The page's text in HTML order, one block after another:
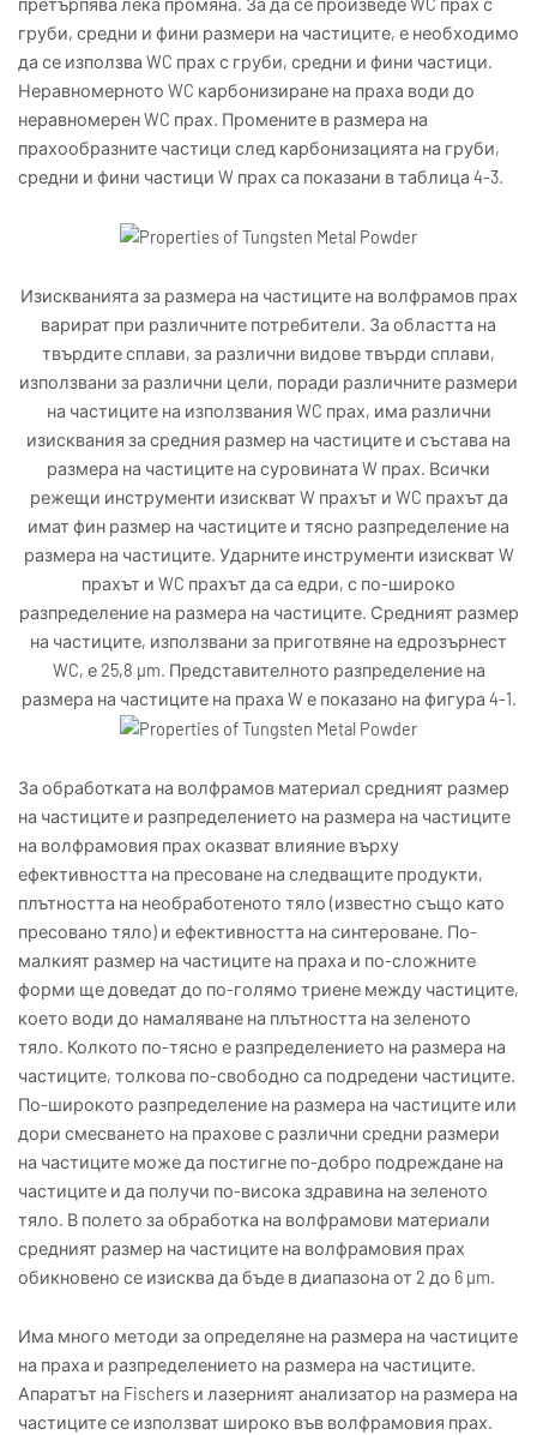
груби, средни и фини размери на частиците, е необходимо
да се използва WC прах с груби, средни и фини частици.
Неравномерното WC карбонизиране на праха води до
неравномерен WC прах. Промените в размера на
прахообразните частици след карбонизацията на груби,
средни и фини частици W прах са показани в таблица 4-3.
Изискванията за размера на частиците на волфрамов прах
варират при различните потребители. За областта на
твърдите сплави, за различни видове твърди сплави,
използвани за различни цели, поради различните размери
на частиците на използвания WC прах, има различни
изисквания за средния размер на частиците и състава на
размера на частиците на суровината W прах. Всички
режещи инструменти изискват W прахът и WC прахът да
имат фин размер на частиците и тясно разпределение на
размера на частиците. Ударните инструменти изискват W
прахът и WC прахът да са едри, с по-широко
разпределение на размера на частиците. Средният размер
на частиците, използвани за приготвяне на едрозърнест
WC, е 25,8 μm. Представителното разпределение на
размера на частиците на праха W е показано на фигура 4-1.
За обработката на волфрамов материал средният размер
на частиците и разпределението на размера на частиците
на волфрамовия прах оказват влияние върху
ефективността на пресоване на следващите продукти,
плътността на необработеното тяло (известно също като
пресовано тяло) и ефективността на синтероване. По-
малкият размер на частиците на праха и по-сложните
форми ще доведат до по-голямо триене между частиците,
което води до намаляване на плътността на зеленото
тяло. Колкото по-тясно е разпределението на размера на
частиците, толкова по-свободно са подредени частиците.
По-широкото разпределение на размера на частиците или
дори смесването на прахове с различни средни размери
на частиците може да постигне по-добро подреждане на
частиците и да получи по-висока здравина на зеленото
тяло. В полето за обработка на волфрамови материали
средният размер на частиците на волфрамовия прах
обикновено се изисква да бъде в диапазона от 2 до 6 μm.
Има много методи за определяне на размера на частиците
на праха и разпределението на размера на частиците.
Апаратът на Fischers и лазерният анализатор на размера на
частиците се използват широко във волфрамовия прах.